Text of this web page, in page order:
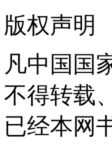
版权声明
凡中国国
不得转载
已经本网